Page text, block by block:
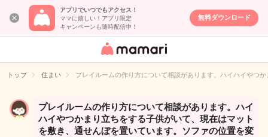
アプリでいつでもアクセス！
ママに嬉しい！アプリ限定
キャンペーンも随時配信中！
無料ダウンロード
女性専用匿名QA
イト
トップ 住まい プレイルームの作り方について相談があります。ハイハイやつ
プレイルームの作り方について相談があります。ハイ
ハイやつかまり立ちをする子供がいて、現在はマット
を敷き、通せんぼを置いています。ソファの位置を変